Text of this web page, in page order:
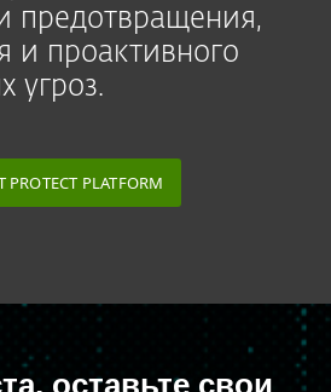
предотвращения,
и проактивного
угроз.
PLATFORM